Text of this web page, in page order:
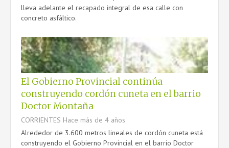
lleva adelante el recapado integral de esa calle con
concreto asfáltico.
El Gobierno Provincial continúa
construyendo cordón cuneta en el barrio
Doctor Montaña
CORRIENTES Hace más de 4 años
Alrededor de 3.600 metros lineales de cordón cuneta está
construyendo el Gobierno Provincial en el barrio Doctor